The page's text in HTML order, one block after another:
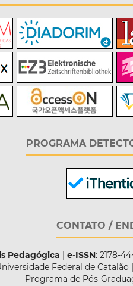
PROGRAMA
CONTATO /
Pedagógica | e-ISSN: 2178-
Federal de Catalão
Programa de Pós-